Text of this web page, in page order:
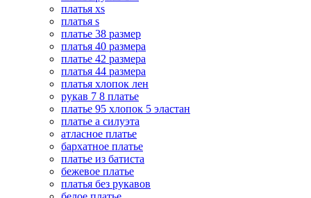
платья xs
платья s
платье 38 размер
платья 40 размера
платье 42 размера
платья 44 размера
платья хлопок лен
рукав 7 8 платье
платье 95 хлопок 5 эластан
платье а силуэта
атласное платье
бархатное платье
платье из батиста
бежевое платье
платья без рукавов